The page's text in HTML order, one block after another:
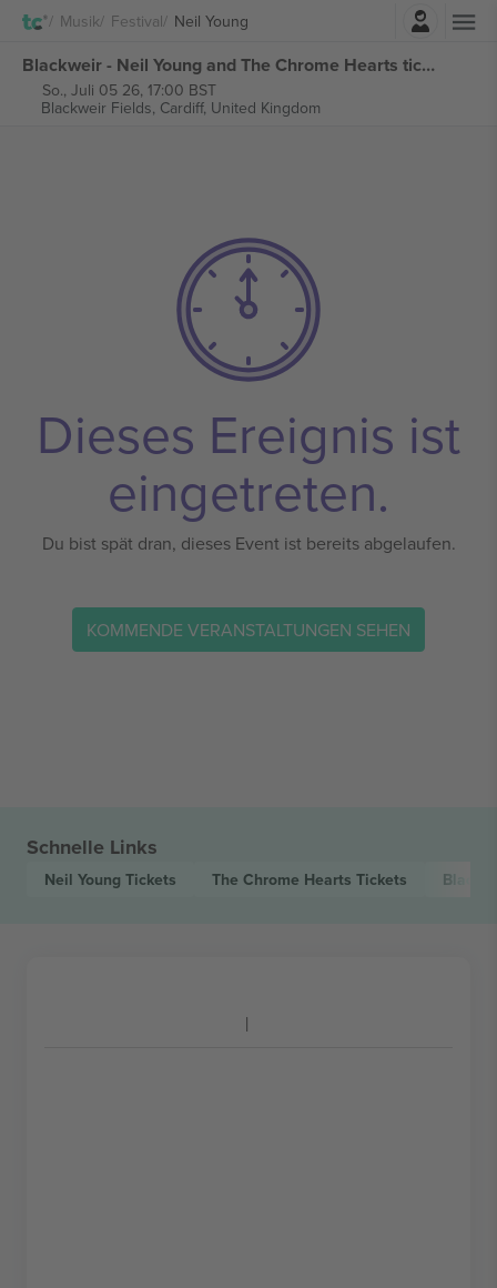
Musik Festival Neil Young
Blackweir - Neil Young and The Chrome Hearts tickets
So., Juli 05 26, 17:00 BST
Blackweir Fields, Cardiff, United Kingdom
Dieses Ereignis ist
eingetreten.
Du bist spät dran, dieses Event ist bereits abgelaufen.
KOMMENDE VERANSTALTUNGEN SEHEN
Schnelle Links
Neil Young Tickets The Chrome Hearts Tickets